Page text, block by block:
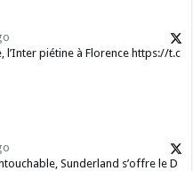
l’Inter piétine à Florence https://t.c
Sunderland s’offre le D